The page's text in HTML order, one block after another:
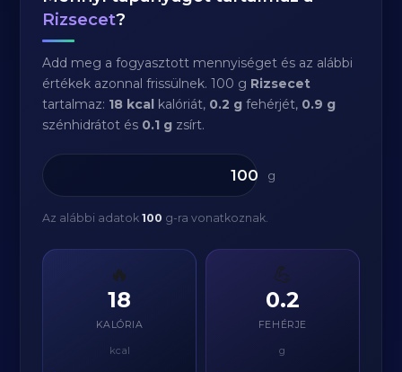
Rizsecet?
Add meg a fogyasztott mennyiséget és az alábbi
értékek azonnal frissülnek. 100 g Rizsecet
tartalmaz: 18 kcal kalóriát, 0.2 g fehérjét, 0.9 g
szénhidrátot és 0.1 g zsírt.
g
Az alábbi adatok100 g-ra vonatkoznak.
🔥
18
KALÓRIA
kcal
💪
0.2
FEHÉRJE
g